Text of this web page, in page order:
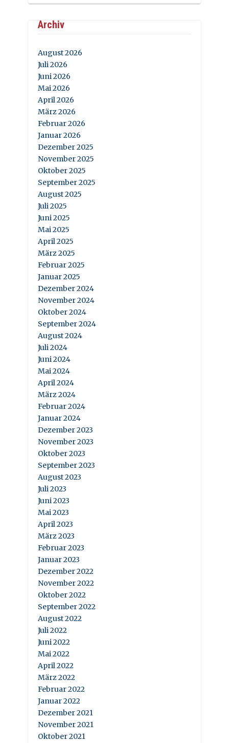
Archiv
August 2026
Juli 2026
Juni 2026
Mai 2026
April 2026
März 2026
Februar 2026
Januar 2026
Dezember 2025
November 2025
Oktober 2025
September 2025
August 2025
Juli 2025
Juni 2025
Mai 2025
April 2025
März 2025
Februar 2025
Januar 2025
Dezember 2024
November 2024
Oktober 2024
September 2024
August 2024
Juli 2024
Juni 2024
Mai 2024
April 2024
März 2024
Februar 2024
Januar 2024
Dezember 2023
November 2023
Oktober 2023
September 2023
August 2023
Juli 2023
Juni 2023
Mai 2023
April 2023
März 2023
Februar 2023
Januar 2023
Dezember 2022
November 2022
Oktober 2022
September 2022
August 2022
Juli 2022
Juni 2022
Mai 2022
April 2022
März 2022
Februar 2022
Januar 2022
Dezember 2021
November 2021
Oktober 2021